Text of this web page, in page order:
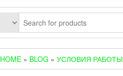
HOME » BLOG » УСЛОВИЯ РАБОТЫ